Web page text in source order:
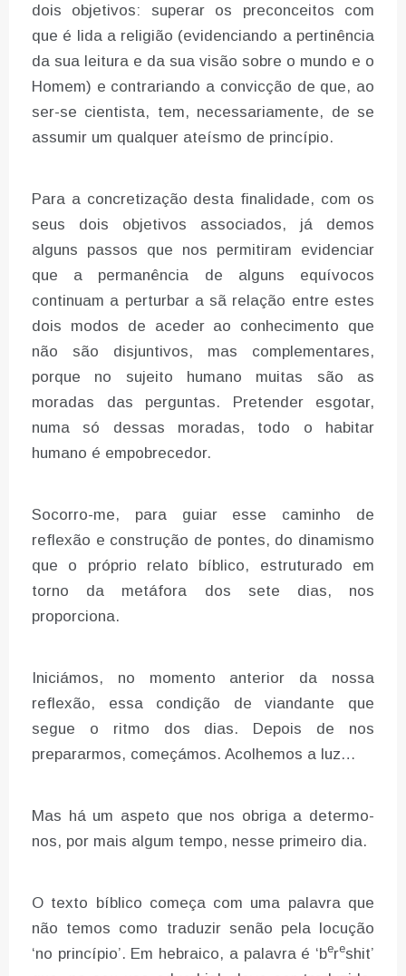
dois objetivos: superar os preconceitos com
que é lida a religião (evidenciando a pertinência
da sua leitura e da sua visão sobre o mundo e o
Homem) e contrariando a convicção de que, ao
ser-se cientista, tem, necessariamente, de se
assumir um qualquer ateísmo de princípio.
Para a concretização desta finalidade, com os
seus dois objetivos associados, já demos
alguns passos que nos permitiram evidenciar
que a permanência de alguns equívocos
continuam a perturbar a sã relação entre estes
dois modos de aceder ao conhecimento que
não são disjuntivos, mas complementares,
porque no sujeito humano muitas são as
moradas das perguntas. Pretender esgotar,
numa só dessas moradas, todo o habitar
humano é empobrecedor.
Socorro-me, para guiar esse caminho de
reflexão e construção de pontes, do dinamismo
que o próprio relato bíblico, estruturado em
torno da metáfora dos sete dias, nos
proporciona.
Iniciámos, no momento anterior da nossa
reflexão, essa condição de viandante que
segue o ritmo dos dias. Depois de nos
prepararmos, começámos. Acolhemos a luz…
Mas há um aspeto que nos obriga a determo-
nos, por mais algum tempo, nesse primeiro dia.
O texto bíblico começa com uma palavra que
não temos como traduzir senão pela locução
‘no princípio’. Em hebraico, a palavra é ‘bereshit’